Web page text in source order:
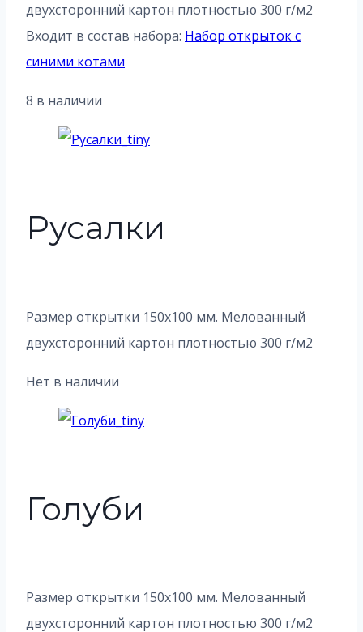
двухсторонний картон плотностью 300 г/м2
Входит в состав набора: Набор открыток с
синими котами
8 в наличии
Русалки
Размер открытки 150х100 мм. Мелованный
двухсторонний картон плотностью 300 г/м2
Нет в наличии
Голуби
Размер открытки 150х100 мм. Мелованный
двухсторонний картон плотностью 300 г/м2